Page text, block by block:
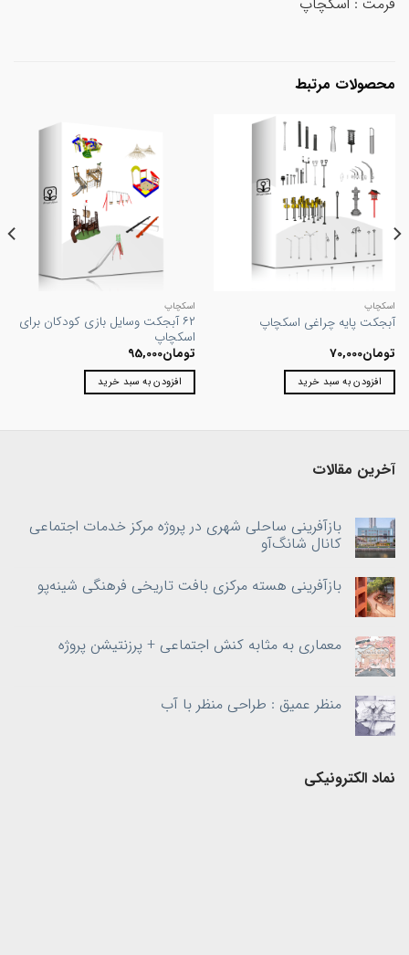
محصولات مرتبط
اسکچاپ
آبجکت پایه چراغی اسکچاپ
تومان70,000
افزودن به سبد خرید
اسکچاپ
۶۲ آبجکت وسایل بازی کودکان برای
اسکچاپ
تومان95,000
افزودن به سبد خرید
آخرین مقالات
بازآفرینی ساحلی شهری در پروژه مرکز خدمات اجتماعی
کانال شانگ‌آو
بازآفرینی هسته‌ مرکزی بافت تاریخی فرهنگی شینه‌پو
معماری به‌ مثابه کنش اجتماعی + پرزنتیشن پروژه
منظر عمیق : طراحی منظر با آب
نماد الکترونیکی